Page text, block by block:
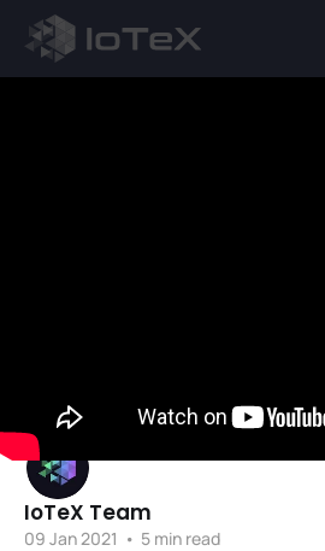
IoTeX Team
09 Jan 2021 • 5 min read